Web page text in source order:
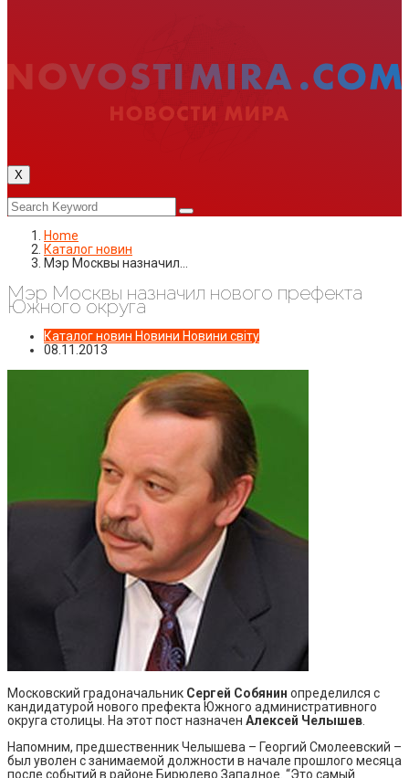
X
Home
Каталог новин
Мэр Москвы назначил…
Мэр Москвы назначил нового префекта
Южного округа
Каталог новин Новини Новини світу
08.11.2013
Московский градоначальник Сергей Собянин определился с
кандидатурой нового префекта Южного административного
округа столицы. На этот пост назначен Алексей Челышев
Напомним, предшественник Челышева – Георгий Смолеевский –
был уволен с занимаемой должности в начале прошлого месяца
после событий в районе Бирюлево Западное. “Это самый